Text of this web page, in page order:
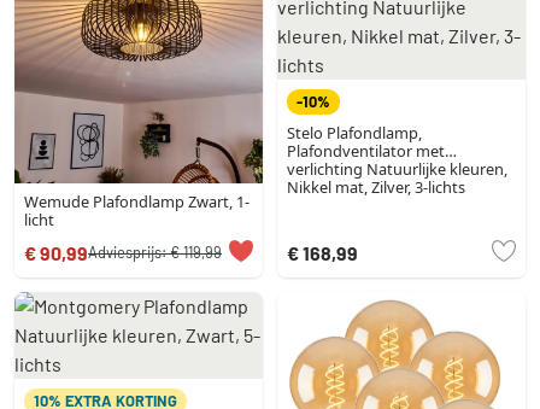
Wemude Plafondlamp Zwart, 1-
licht
€ 90,99Adviesprijs:€ 119,99
-10%
Stelo Plafondlamp,
Plafondventilator met
verlichting Natuurlijke kleuren,
Nikkel mat, Zilver, 3-lichts
€ 168,99
10% EXTRA KORTING